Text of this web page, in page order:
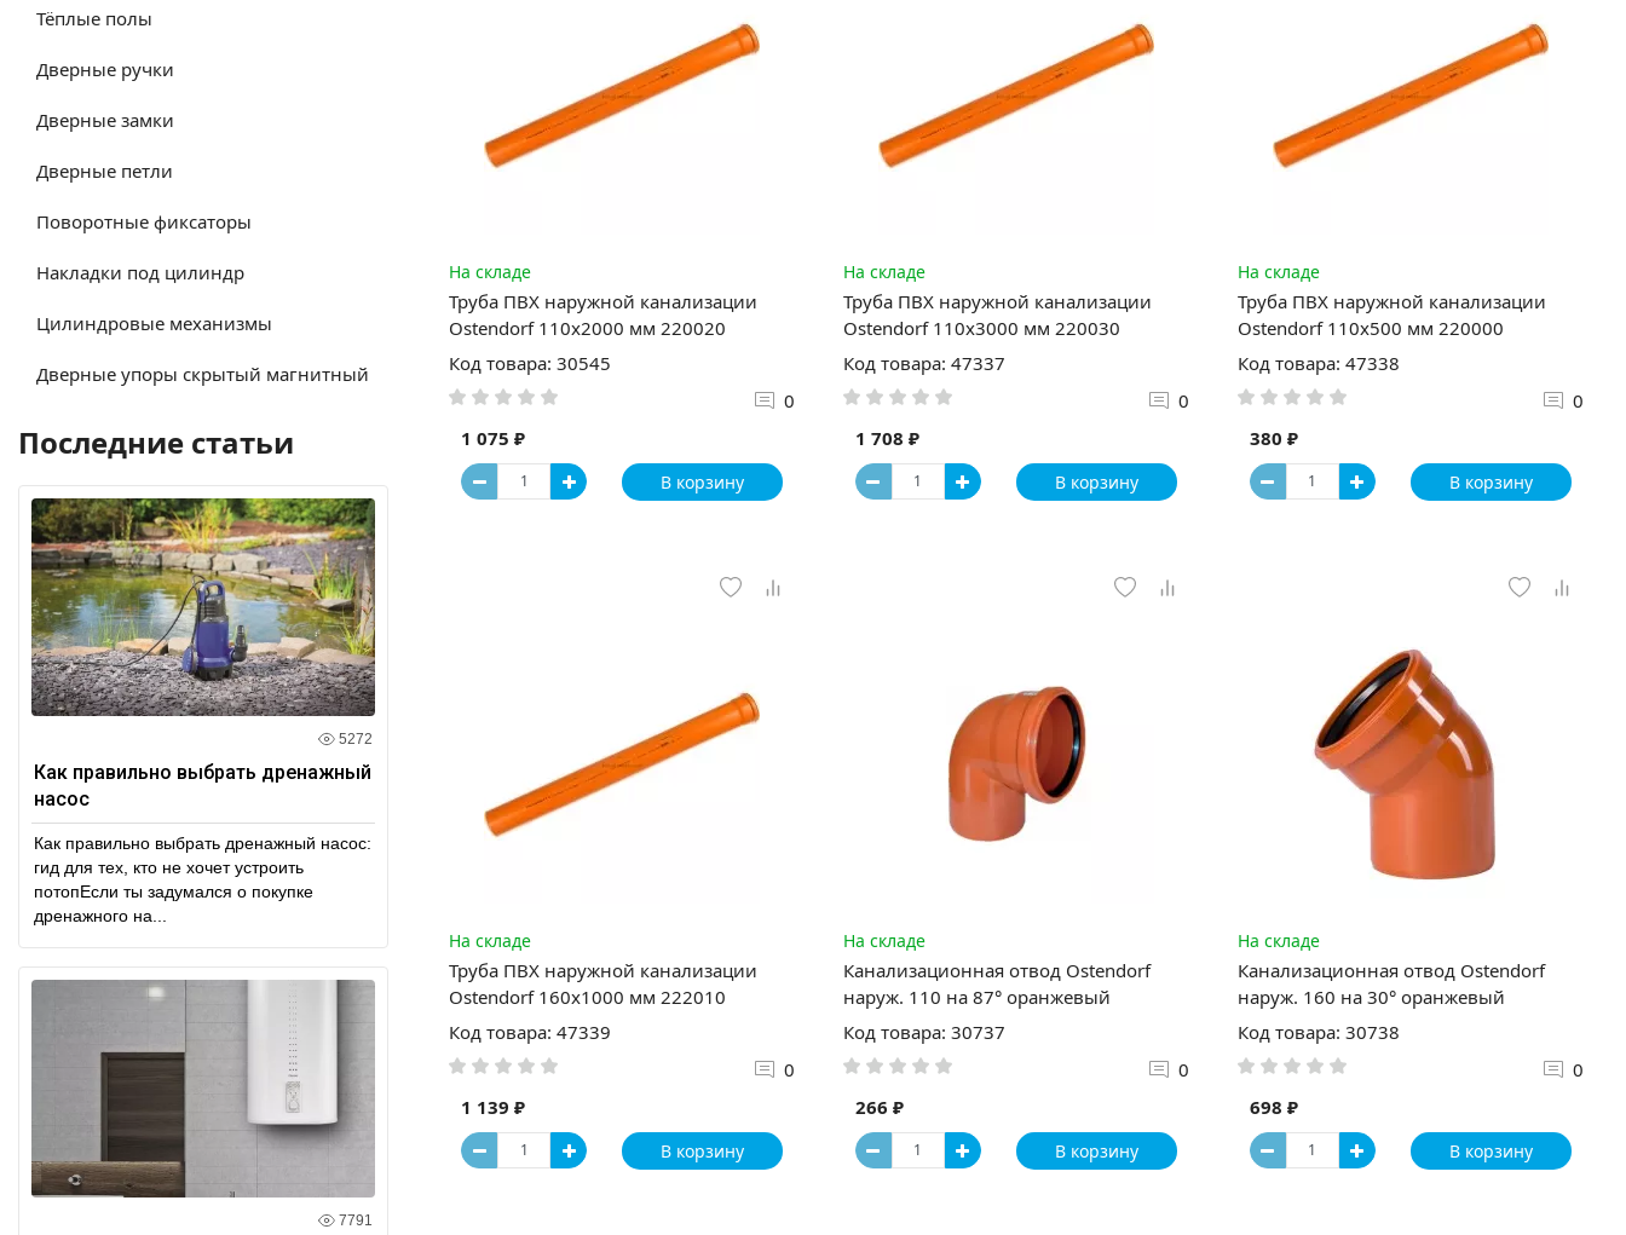
Тёплые полы
Дверные ручки
Дверные замки
Дверные петли
Поворотные фиксаторы
Накладки под цилиндр
Цилиндровые механизмы
Дверные упоры скрытый магнитный
Последние статьи
5272
Как правильно выбрать дренажный
насос
Как правильно выбрать дренажный насос:
гид для тех, кто не хочет устроить
потопЕсли ты задумался о покупке
дренажного на...
7791
На складе
Труба ПВХ наружной канализации
Ostendorf 110х2000 мм 220020
Код товара: 30545
0
1 075 ₽
В корзину
На складе
Труба ПВХ наружной канализации
Ostendorf 110х3000 мм 220030
Код товара: 47337
0
1 708 ₽
В корзину
На складе
Труба ПВХ наружной канализации
Ostendorf 110х500 мм 220000
Код товара: 47338
0
380 ₽
В корзину
На складе
Труба ПВХ наружной канализации
Ostendorf 160х1000 мм 222010
Код товара: 47339
0
1 139 ₽
В корзину
На складе
Канализационная отвод Ostendorf
наруж. 110 на 87° оранжевый
Код товара: 30737
0
266 ₽
В корзину
На складе
Канализационная отвод Ostendorf
наруж. 160 на 30° оранжевый
Код товара: 30738
0
698 ₽
В корзину